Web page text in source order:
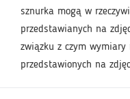
sznurka mogą w
przedstawianych na
związku z czym wymiary
przedstawionych na